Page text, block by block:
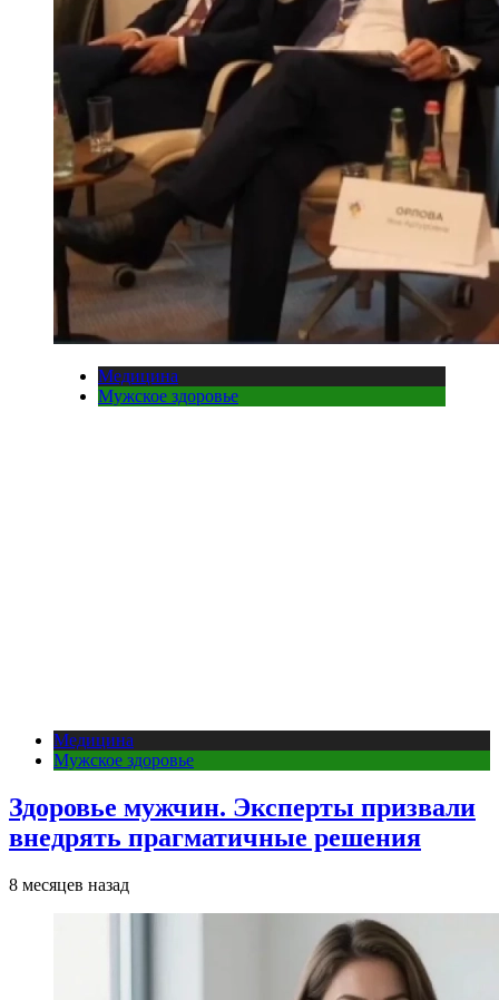
Медицина
Мужское здоровье
Медицина
Мужское здоровье
Здоровье мужчин. Эксперты призвали
внедрять прагматичные решения
8 месяцев назад